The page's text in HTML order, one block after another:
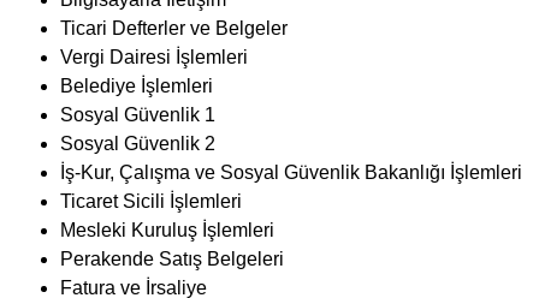
Ticari Defterler ve Belgeler
Vergi Dairesi İşlemleri
Belediye İşlemleri
Sosyal Güvenlik 1
Sosyal Güvenlik 2
İş-Kur, Çalışma ve Sosyal Güvenlik Bakanlığı İşlemleri
Ticaret Sicili İşlemleri
Mesleki Kuruluş İşlemleri
Perakende Satış Belgeleri
Fatura ve İrsaliye